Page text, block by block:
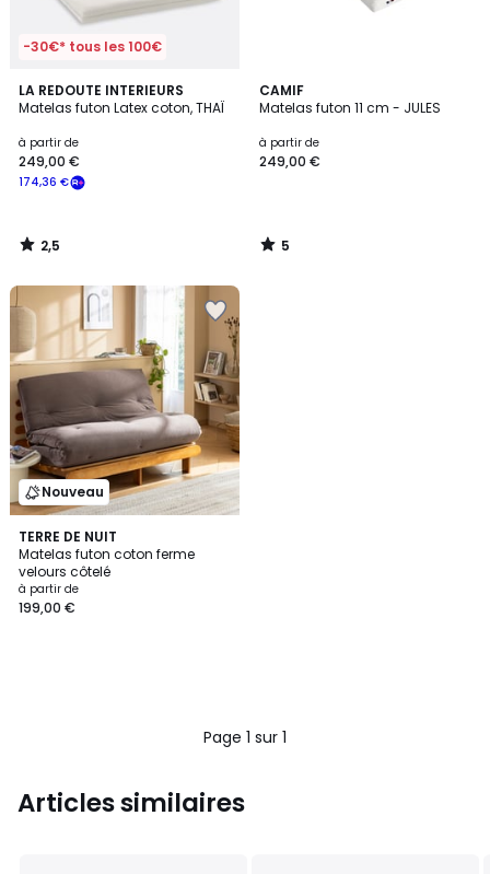
-30€* tous les 100€
LA REDOUTE INTERIEURS
Matelas futon Latex coton, THAÏ
à partir de
174,36 €
249,00 €
2,5
/ 5
2,5
/
CAMIF
Matelas futon 11 cm - JULES
à partir de
249,00 €
5
/
5
/
Nouveau
TERRE DE NUIT
Matelas futon coton ferme
velours côtelé
à partir de
199,00 €
Page 1 sur 1
Articles similaires